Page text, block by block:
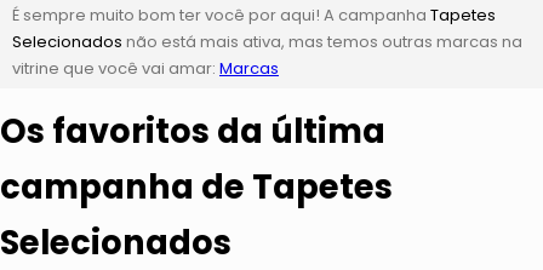
É sempre muito bom ter você por aqui! A campanha Tapetes
Selecionados não está mais ativa, mas temos outras marcas na
vitrine que você vai amar: Marcas
Os favoritos da última
campanha de Tapetes
Selecionados